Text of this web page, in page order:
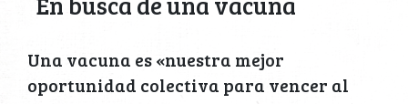
Una vacuna es «nuestra mejor
oportunidad colectiva para vencer al